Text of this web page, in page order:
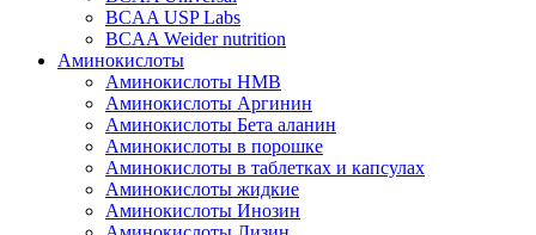
BCAA USP Labs
BCAA Weider nutrition
Аминокислоты
Аминокислоты HMB
Аминокислоты Аргинин
Аминокислоты Бета аланин
Аминокислоты в порошке
Аминокислоты в таблетках и капсулах
Аминокислоты жидкие
Аминокислоты Инозин